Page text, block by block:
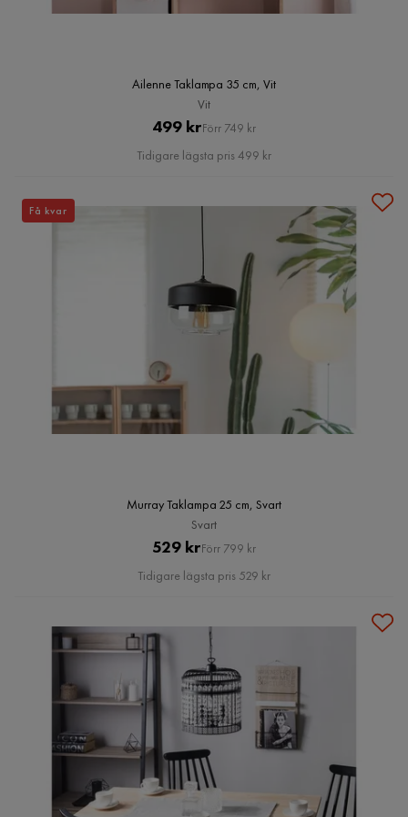
Ailenne Taklampa 35 cm, Vit
Vit
Pris
499 krOriginal
Pris
Förr 749 kr
Tidigare lägsta pris 499 kr
Murray Taklampa 25 cm, Svart
Svart
Pris
529 krOriginal
Pris
Förr 799 kr
Tidigare lägsta pris 529 kr
Få kvar